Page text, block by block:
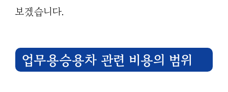
보겠습니다.
업무용승용차 관련 비용의 범위